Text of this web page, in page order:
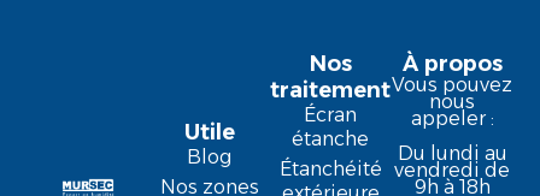
Nos
traitement
Écran
étanche
Étanchéité
Utile
Blog
Nos zones
À propos
Vous pouvez
nous
appeler :
Du lundi au
vendredi de
9h à 18h